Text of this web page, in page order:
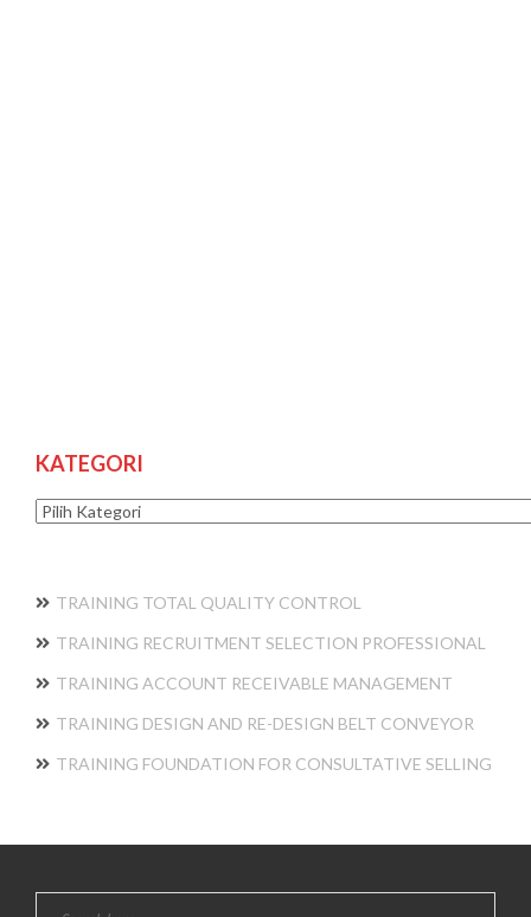
KATEGORI
Kategori
TRAINING TOTAL QUALITY CONTROL
TRAINING RECRUITMENT SELECTION PROFESSIONAL
TRAINING ACCOUNT RECEIVABLE MANAGEMENT
TRAINING DESIGN AND RE-DESIGN BELT CONVEYOR
TRAINING FOUNDATION FOR CONSULTATIVE SELLING